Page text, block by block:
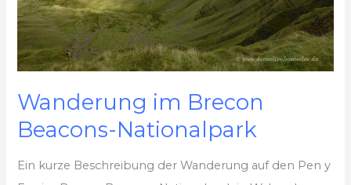
Wanderung im Brecon
Beacons-Nationalpark
Ein kurze Beschreibung der Wanderung auf den Pen y